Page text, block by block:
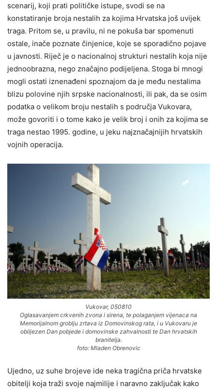
scenarij, koji prati političke istupe, svodi se na
konstatiranje broja nestalih za kojima Hrvatska još uvijek
traga. Pritom se, u pravilu, ni ne pokuša bar spomenuti
ostale, inače poznate činjenice, koje se sporadično pojave
u javnosti. Riječ je o nacionalnoj strukturi nestalih koja nije
jednoobrazna, nego značajno podijeljena. Stoga bi mnogi
mogli ostati iznenađeni spoznajom da je među nestalima
blizu polovine njih srpske nacionalnosti, ili pak, da se osim
podatka o velikom broju nestalih s područja Vukovara,
može govoriti i o tome kako je velik broj i onih za kojima se
traga nestao 1995. godine, u jeku najznačajnijih hrvatskih
vojnih operacija.
Vukovar, 050810
Oglasavanjem crkvenih zvona i sirena, te polaganjem vijenaca na
Memorijalnom groblju zrtava iz Domovinskog rata, i u Vukovaru je
obiljezen Dan pobjede i domovinske zahvalnosti te Dan hrvatskih
branitelja.
foto: Mladen Obrenovic
Ujedno, uz suhe brojeve ide neka tragična priča hrvatske
obitelji koja traži svoje najmilije i naravno zaključak kako